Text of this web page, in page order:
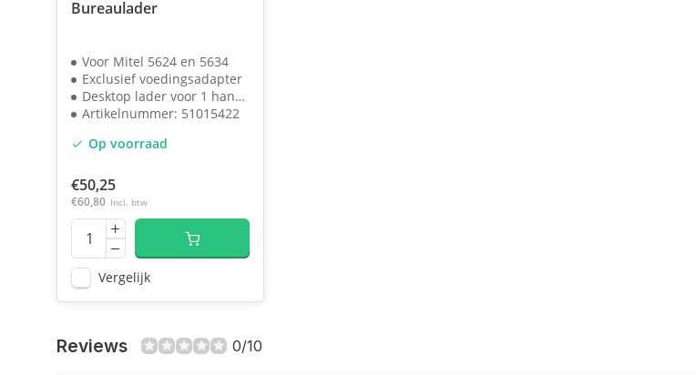
Bureaulader
Voor Mitel 5624 en 5634
Exclusief voedingsadapter
Desktop lader voor 1 handset
Artikelnummer: 51015422
Op voorraad
€50,25
€60,80 Incl. btw
Vergelijk
Reviews 0/10